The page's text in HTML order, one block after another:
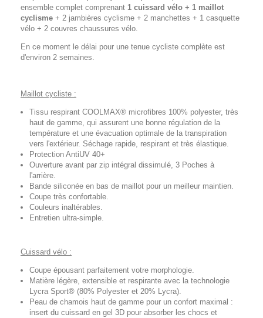
ensemble complet comprenant 1 cuissard vélo + 1 maillot
cyclisme + 2 jambières cyclisme + 2 manchettes + 1 casquette
vélo + 2 couvres chaussures vélo.
En ce moment le délai pour une tenue cycliste complète est
d'environ 2 semaines.
Maillot cycliste :
Tissu respirant COOLMAX® microfibres 100% polyester, très
haut de gamme, qui assurent une bonne régulation de la
température et une évacuation optimale de la transpiration
vers l'extérieur. Séchage rapide, respirant et très élastique.
Protection AntiUV 40+
Ouverture avant par zip intégral dissimulé, 3 Poches à
l'arrière.
Bande siliconée en bas de maillot pour un meilleur maintien.
Coupe très confortable.
Couleurs inaltérables.
Entretien ultra-simple.
Cuissard vélo :
Coupe épousant parfaitement votre morphologie.
Matière légère, extensible et respirante avec la technologie
Lycra Sport® (80% Polyester et 20% Lycra).
Peau de chamois haut de gamme pour un confort maximal :
insert du cuissard en gel 3D pour absorber les chocs et